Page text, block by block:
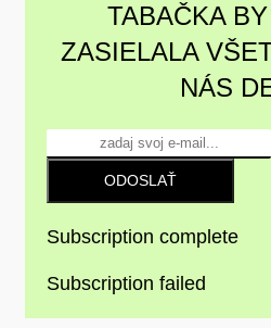
TABAČKA
ZASIELALA
NÁS
ODOSLAŤ
Subscription complete
Subscription failed